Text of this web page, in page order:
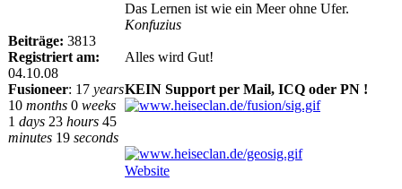
Beiträge: 3813
Registriert am:
04.10.08
Fusioneer: 17 years
10 months 0 weeks
1 days 23 hours 45
minutes 19 seconds
Das Lernen ist wie ein Meer ohne Ufer.
Konfuzius
Alles wird Gut!
KEIN Support per Mail, ICQ oder PN !
Website